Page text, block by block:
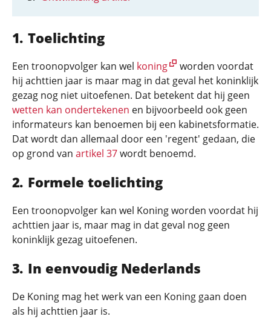
Toelichting
Een troonopvolger kan wel koning
worden voordat
hij achttien jaar is maar mag in dat geval het koninklijk
gezag nog niet uitoefenen. Dat betekent dat hij geen
wetten kan ondertekenen en bijvoorbeeld ook geen
informateurs kan benoemen bij een kabinetsformatie.
Dat wordt dan allemaal door een 'regent' gedaan, die
op grond van artikel 37wordt benoemd.
Formele toelichting
Een troonopvolger kan wel Koning worden voordat hij
achttien jaar is, maar mag in dat geval nog geen
koninklijk gezag uitoefenen.
In eenvoudig Nederlands
De Koning mag het werk van een Koning gaan doen
als hij achttien jaar is.